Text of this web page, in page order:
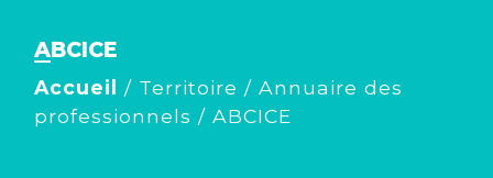
ABCICE
Accueil / Territoire / Annuaire des
professionnels / ABCICE